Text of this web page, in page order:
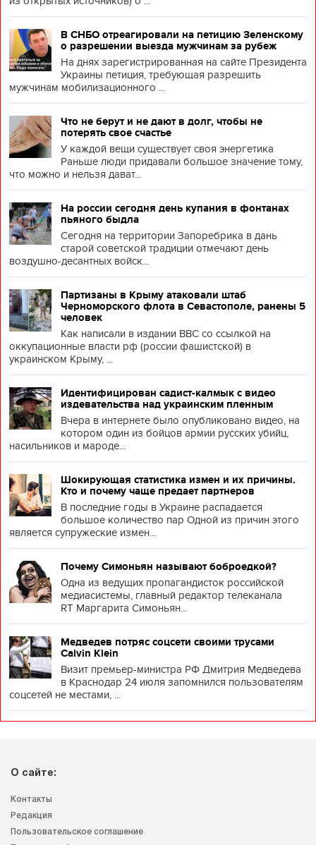
В СНБО отреагировали на петицию Зеленскому
о разрешении выезда мужчинам за рубеж
На днях зарегистрированная на сайте Президента
Украины петиция, требующая разрешить
мужчинам мобилизационного ...
Что не берут и не дают в долг, чтобы не
потерять свое счастье
У каждой вещи существует своя энергетика
Раньше люди придавали большое значение тому,
что можно и нельзя дават...
На россии сегодня день купания в фонтанах
пьяного быдла
Сегодня на территории Запоребрика в дань
старой советской традиции отмечают день
воздушно-десантных войск...
Партизаны в Крыму атаковали штаб
Черноморского флота в Севастополе, ранены 5
человек
Как написали в издании BBC со ссылкой на
оккупационные власти рф (россии фашистской) в
украинском Крыму, ...
Идентифицирован садист-калмык с видео
издевательства над украинским пленным
Вчера в интернете было опубликовано видео, на
котором один из бойцов армии русских убийц,
насильников и мароде...
Шокирующая статистика измен и их причины.
Кто и почему чаще предает партнеров
В последние годы в Украине распадается
большое количество пар Одной из причин этого
является супружеские измен...
Почему Симоньян называют боброедкой?
Одна из ведущих пропагандисток российской
медиасистемы, главный редактор телеканала
RT Маргарита Симоньян...
Медведев потряс соцсети своими трусами
Calvin Klein
Визит премьер-министра РФ Дмитрия Медведева
в Краснодар 24 июля запомнился пользователям
соцсетей не местами, ...
О сайте:
Контакты
Редакция
Пользовательское соглашение